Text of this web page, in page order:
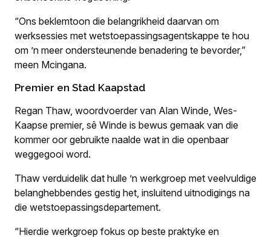
“Ons beklemtoon die belangrikheid daarvan om
werksessies met wetstoepassingsagentskappe te hou
om ’n meer ondersteunende benadering te bevorder,”
meen Mcingana.
Premier en Stad Kaapstad
Regan Thaw, woordvoerder van Alan Winde, Wes-
Kaapse premier, sê Winde is bewus gemaak van die
kommer oor gebruikte naalde wat in die openbaar
weggegooi word.
Thaw verduidelik dat hulle ’n werkgroep met veelvuldige
belanghebbendes gestig het, insluitend uitnodigings na
die wetstoepassingsdepartement.
“Hierdie werkgroep fokus op beste praktyke en